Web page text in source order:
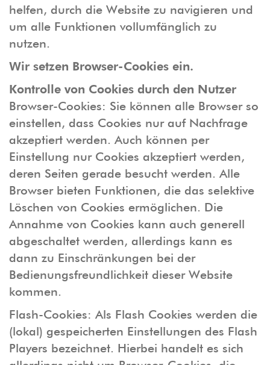
helfen, durch die Website zu navigieren und
um alle Funktionen vollumfänglich zu
nutzen.
Wir setzen Browser-Cookies ein.
Kontrolle von Cookies durch den Nutzer
Browser-Cookies: Sie können alle Browser so
einstellen, dass Cookies nur auf Nachfrage
akzeptiert werden. Auch können per
Einstellung nur Cookies akzeptiert werden,
deren Seiten gerade besucht werden. Alle
Browser bieten Funktionen, die das selektive
Löschen von Cookies ermöglichen. Die
Annahme von Cookies kann auch generell
abgeschaltet werden, allerdings kann es
dann zu Einschränkungen bei der
Bedienungsfreundlichkeit dieser Website
kommen.
Flash-Cookies: Als Flash Cookies werden die
(lokal) gespeicherten Einstellungen des Flash
Players bezeichnet. Hierbei handelt es sich